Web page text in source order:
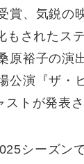
賞、気鋭の
もされたス
原裕子の演
公演『ザ・
トが発表さ
シーズン